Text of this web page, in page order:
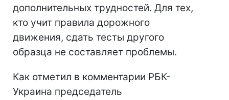
дополнительных трудностей. Для тех,
кто учит правила дорожного
движения, сдать тесты другого
образца не составляет проблемы.
Как отметил в комментарии РБК-
Украина председатель